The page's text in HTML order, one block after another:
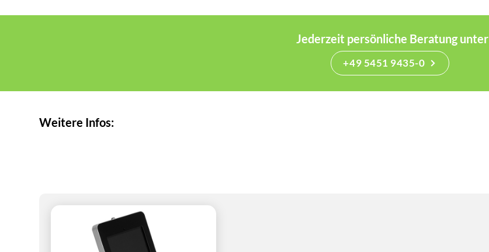
Jederzeit persönliche Beratung unter
+49 5451 9435-0
Weitere Infos: